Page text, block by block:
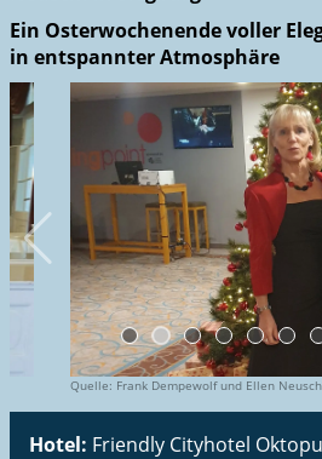
Ein Osterwochenende voller
in entspannter Atmosphäre
Quelle: Frank Dempewolf und Ellen Neuschl als
Hotel: Friendly Cityhotel